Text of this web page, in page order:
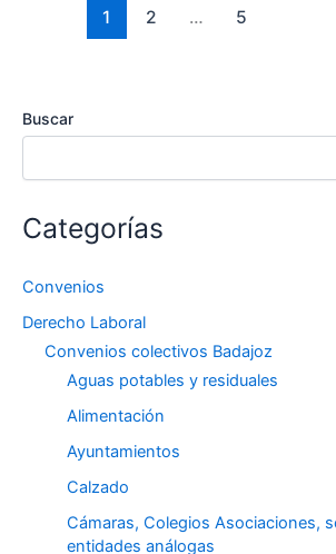
1 2 … 5
Buscar
Categorías
Convenios
Derecho Laboral
Convenios colectivos Badajoz
Aguas potables y residuales
Alimentación
Ayuntamientos
Calzado
Cámaras, Colegios Asociaciones,
entidades análogas